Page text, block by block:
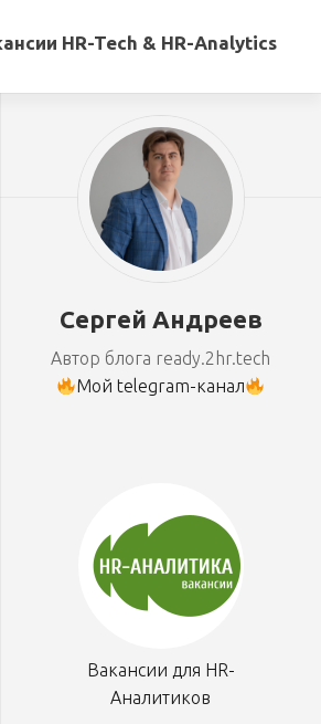
HR-Tech & HR-Analytics
Сергей Андреев
Автор блога ready.2hr.tech
Мой telegram-канал
Вакансии для HR-
Аналитиков